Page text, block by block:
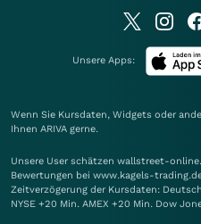
Unsere Apps:
Wenn Sie Kursdaten, Widgets oder
Ihnen ARIVA gerne.
Unsere User schätzen wallstreet-
Bewertungen bei www.kagels-
Zeitverzögerung der Kursdaten:
NYSE +20 Min. AMEX +20 Min. Dow